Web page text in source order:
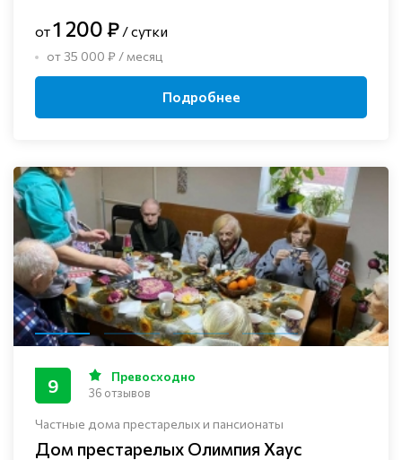
от1 200 ₽ / сутки
от 35 000 ₽ / месяц
Подробнее
Частные дома престарелых и пансионаты
Дом престарелых Олимпия Хаус
9 Превосходно
36 отзывов